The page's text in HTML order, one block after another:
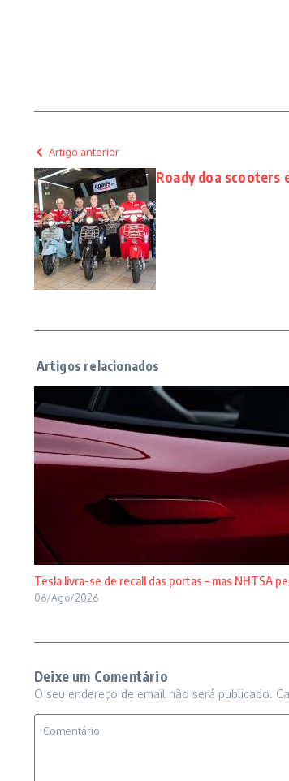
Artigo anterior
Roady doa scooters
Tesla livra-se de recall das portas – mas NHTSA
06/Ago/2026
Deixe um Comentário
O seu endereço de email não será publicado.